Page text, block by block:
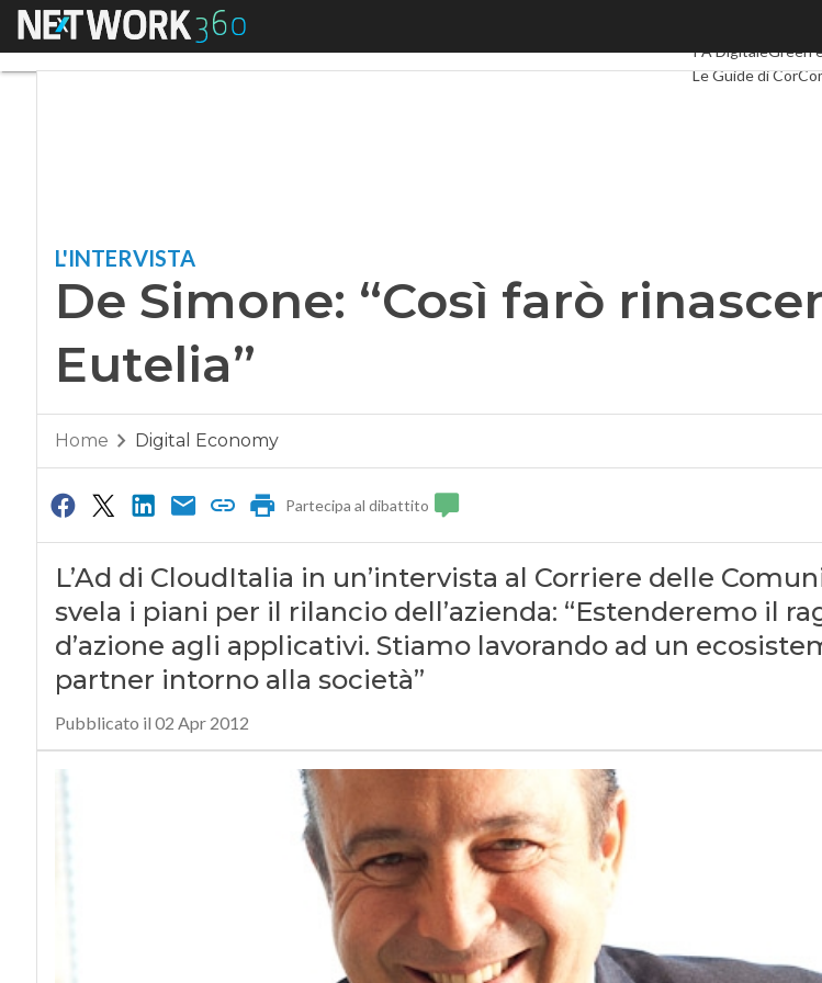
Menu
PA DigitaleGreen
Le Guide di
L'INTERVISTA
De Simone: “Così farò
Eutelia”
Home Digital Economy
Partecipa al dibattito
L’Ad di CloudItalia in un’intervista al Corriere delle
svela i piani per il rilancio dell’azienda: “Estenderemo il
d’azione agli applicativi. Stiamo lavorando ad un
partner intorno alla società”
Pubblicato il 02 Apr 2012